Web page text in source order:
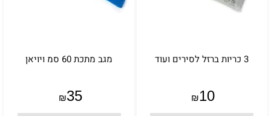
3 כריות ברזל לסירים ועוד
₪10
מגב מתכת 60 סמ ויויאן
₪35